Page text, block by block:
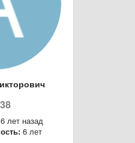
6 лет назад
6 лет